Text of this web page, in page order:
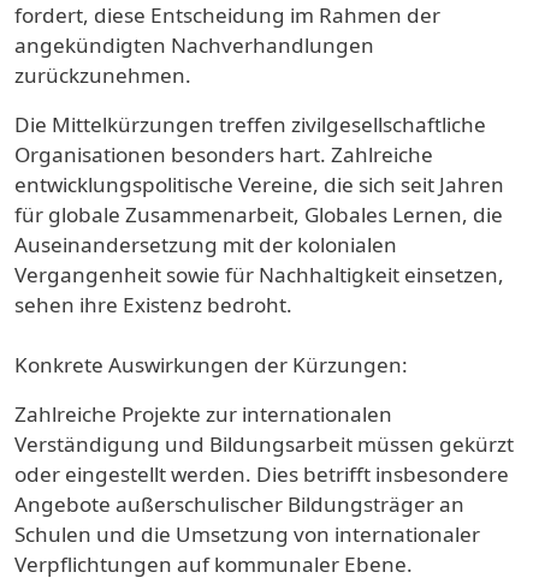
fordert, diese Entscheidung im Rahmen der
angekündigten Nachverhandlungen
zurückzunehmen.
Die Mittelkürzungen treffen zivilgesellschaftliche
Organisationen besonders hart. Zahlreiche
entwicklungspolitische Vereine, die sich seit Jahren
für globale Zusammenarbeit, Globales Lernen, die
Auseinandersetzung mit der kolonialen
Vergangenheit sowie für Nachhaltigkeit einsetzen,
sehen ihre Existenz bedroht.
Konkrete Auswirkungen der Kürzungen:
Zahlreiche Projekte zur internationalen
Verständigung und Bildungsarbeit müssen gekürzt
oder eingestellt werden. Dies betrifft insbesondere
Angebote außerschulischer Bildungsträger an
Schulen und die Umsetzung von internationaler
Verpflichtungen auf kommunaler Ebene.